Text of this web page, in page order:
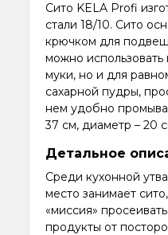
Сито KELA Profi
стали 18/10. Сито
крючком для
можно
муки, но и для
сахарной пудры,
нем удобно
37 см, диаметр – 20
Детальное
Среди кухонной
место занимает
«миссия»
продукты от